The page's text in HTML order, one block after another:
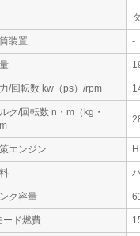
装置 -
/回転数 kw（ps）/rpm
ク/回転数 n・m（kg・
エンジン
ク容量
ード燃費